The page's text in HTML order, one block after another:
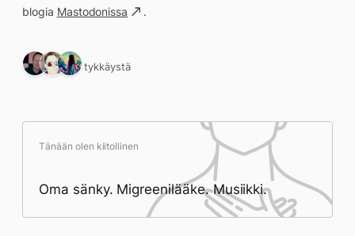
blogia Mastodonissa .
3 tykkäystä
Tänään olen kiitollinen
Oma sänky. Migreenilääke. Musiikki.